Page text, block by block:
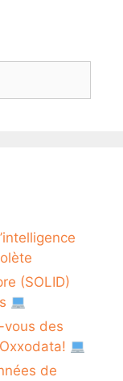
(SOLID)
vous des
de